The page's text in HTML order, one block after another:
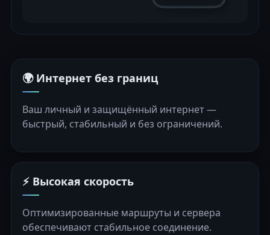
🌍 Интернет без границ
Ваш личный и защищённый интернет —
быстрый, стабильный и без ограничений.
⚡ Высокая скорость
Оптимизированные маршруты и сервера
обеспечивают стабильное соединение.